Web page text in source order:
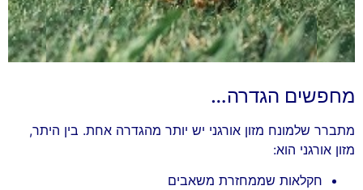
מחפשים הגדרה…
מתברר שלמונח מזון אורגני יש יותר מהגדרה אחת. בין היתר,
מזון אורגני הוא:
חקלאות שממחזרת משאבים